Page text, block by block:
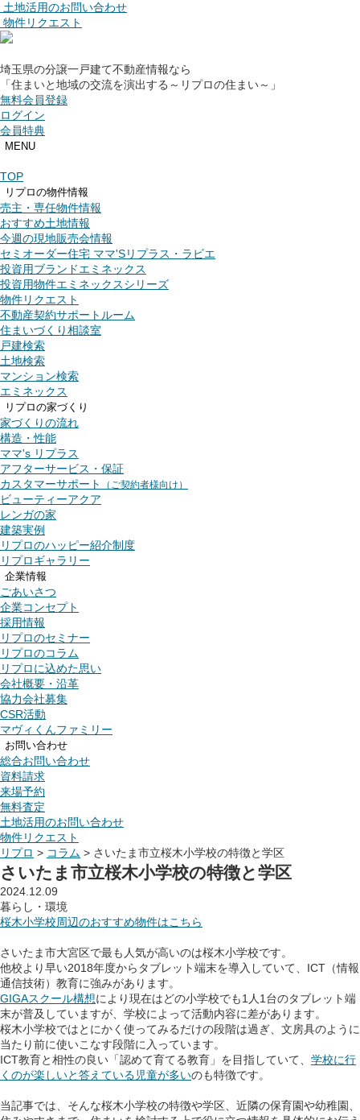
土地活用のお問い合わせ
物件リクエスト
埼玉県の分譲一戸建て不動産情報なら
「住まいと地域の交流を演出する～リプロの住まい～」
無料会員登録
ログイン
会員特典
MENU
TOP
リプロの物件情報
売主・専任物件情報
おすすめ土地情報
今週の現地販売会情報
セミオーダー住宅 ママ'Sリプラス・ラビエ
投資用ブランドエミネックス
投資用物件エミネックスシリーズ
物件リクエスト
不動産契約サポートルーム
住まいづくり相談室
戸建検索
土地検索
マンション検索
エミネックス
リプロの家づくり
家づくりの流れ
構造・性能
ママ's リプラス
アフターサービス・保証
カスタマーサポート
（ご契約者様向け）
ビューティーアクア
レンガの家
建築実例
リプロのハッピー紹介制度
リプロギャラリー
企業情報
ごあいさつ
企業コンセプト
採用情報
リプロのセミナー
リプロのコラム
リプロに込めた思い
会社概要・沿革
協力会社募集
CSR活動
マヴィくんファミリー
お問い合わせ
総合お問い合わせ
資料請求
来場予約
無料査定
土地活用のお問い合わせ
物件リクエスト
リプロ > コラム > さいたま市立桜木小学校の特徴と学区
さいたま市立桜木小学校の特徴と学区
2024.12.09
暮らし・環境
桜木小学校周辺のおすすめ物件はこちら
さいたま市大宮区で最も人気が高いのは桜木小学校です。
他校より早い2018年度からタブレット端末を導入していて、 ICT （情報
通信技術）教育に強みがあります。
GIGAスクール構想により現在はどの小学校でも1 人 1 台のタブレット端
末が普及していますが、学校によって活動内容に差があります。
桜木小学校ではとにかく使ってみるだけの段階は過ぎ、文房具のように
当たり前に使いこなす段階に入っています。
ICT教育と相性の良い「認めて育てる教育」を目指していて、 学校に行
くのが楽しいと答えている児童が多いのも特徴です。
当記事では、そんな桜木小学校の特徴や学区、近隣の保育園や幼稚園、